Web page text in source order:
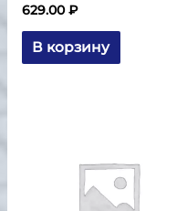
629.00₽
В корзину